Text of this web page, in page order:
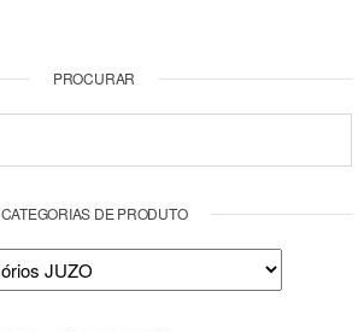
PROCURAR
CATEGORIAS DE PRODUTO